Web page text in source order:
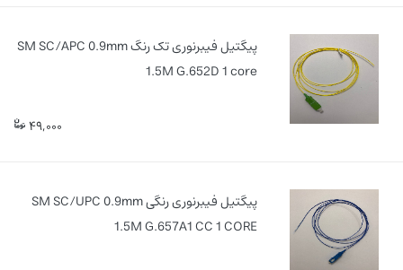
پیگتیل فیبرنوری تک رنگ SM SC/APC 0.9mm
1.5M G.652D 1 core
49,000
پیگتیل فیبرنوری رنگی SM SC/UPC 0.9mm
1.5M G.657A1 CC 1 CORE